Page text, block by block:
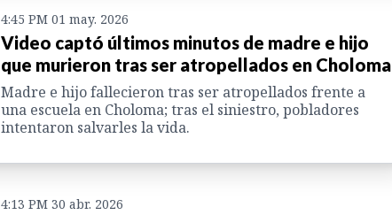
4:45 PM 01 may. 2026
Video captó últimos minutos de madre e hijo
que murieron tras ser atropellados en Choloma
Madre e hijo fallecieron tras ser atropellados frente a
una escuela en Choloma; tras el siniestro, pobladores
intentaron salvarles la vida.
4:13 PM 30 abr. 2026